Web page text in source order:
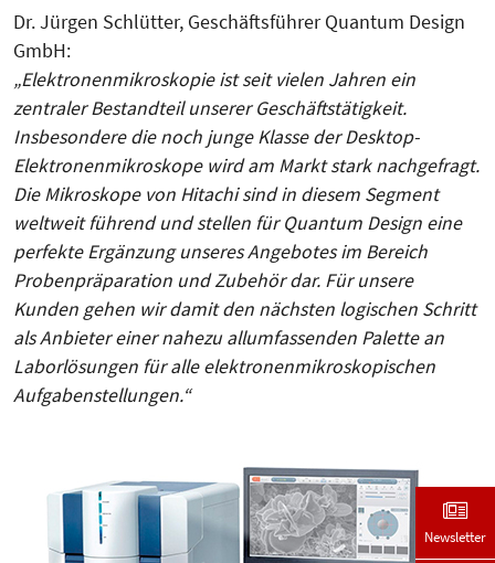
Dr. Jürgen Schlütter, Geschäftsführer Quantum Design
GmbH:
„Elektronenmikroskopie ist seit vielen Jahren ein
zentraler Bestandteil unserer Geschäftstätigkeit.
Insbesondere die noch junge Klasse der Desktop-
Elektronenmikroskope wird am Markt stark nachgefragt.
Die Mikroskope von Hitachi sind in diesem Segment
weltweit führend und stellen für Quantum Design eine
perfekte Ergänzung unseres Angebotes im Bereich
Probenpräparation und Zubehör dar. Für unsere
Kunden gehen wir damit den nächsten logischen Schritt
als Anbieter einer nahezu allumfassenden Palette an
Laborlösungen für alle elektronenmikroskopischen
Aufgabenstellungen.“
Newsletter